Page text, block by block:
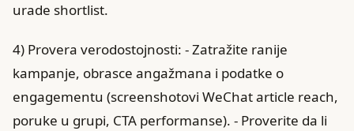
urade shortlist.
4) Provera verodostojnosti: - Zatražite ranije
kampanje, obrasce angažmana i podatke o
engagementu (screenshotovi WeChat article reach,
poruke u grupi, CTA performanse). - Proverite da li